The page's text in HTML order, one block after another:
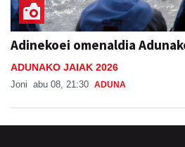
Adinekoei omenaldia
ADUNAKO JAIAK 2026
Joni abu 08, 21:30 ADUNA